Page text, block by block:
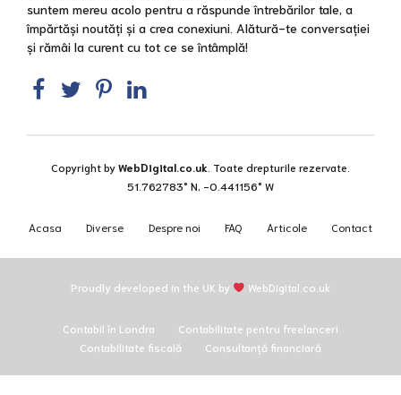
suntem mereu acolo pentru a răspunde întrebărilor tale, a
împărtăși noutăți și a crea conexiuni. Alătură-te conversației
și rămâi la curent cu tot ce se întâmplă!
Copyright byWebDigital.co.uk . Toate drepturile rezervate.
51.762783° N, -0.441156° W
Acasa Diverse Despre noi FAQ Articole Contact
Proudly developed in the UK by WebDigital.co.uk
Contabil în Londra
Contabilitate pentru freelanceri
Contabilitate fiscală
Consultanță financiară